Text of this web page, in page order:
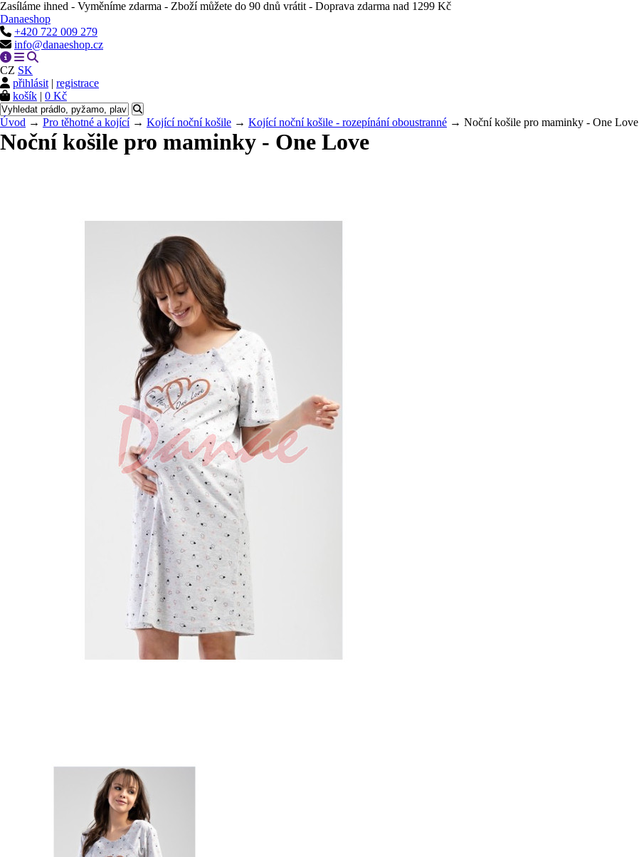
Zasíláme ihned - Vyměníme zdarma - Zboží můžete do 90 dnů vrátit - Doprava zdarma nad 1299 Kč
Danaeshop
+420 722 009 279
info@danaeshop.cz
CZ SK
přihlásit | registrace
košík | 0 Kč
Úvod → Pro těhotné a kojící→ Kojící noční košile → Kojící noční košile - rozepínání oboustranné → Noční košile pro maminky - One Love
Noční košile pro maminky - One Love